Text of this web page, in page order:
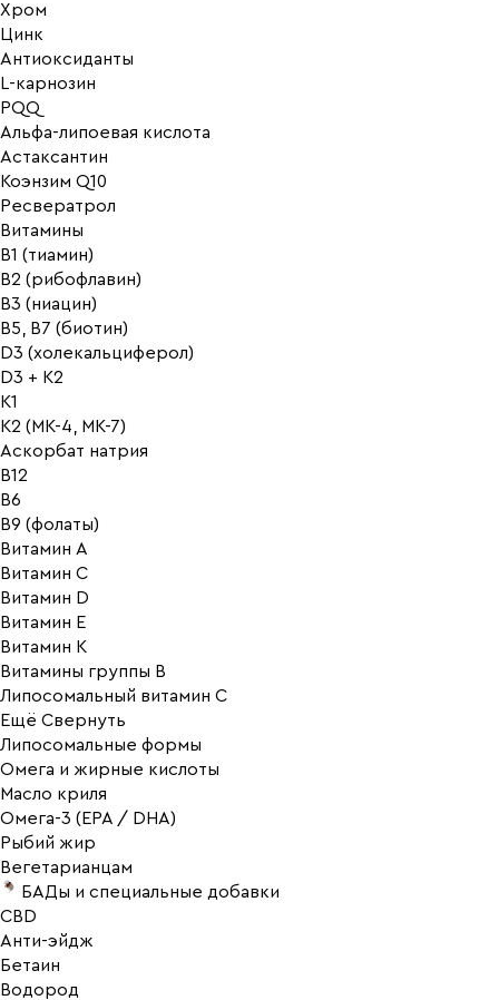
Хром
Цинк
Антиоксиданты
L-карнозин
PQQ
Альфа-липоевая кислота
Астаксантин
Коэнзим Q10
Ресвератрол
Витамины
B1 (тиамин)
B2 (рибофлавин)
B3 (ниацин)
B5, B7 (биотин)
D3 (холекальциферол)
D3 + K2
K1
K2 (MK-4, MK-7)
Аскорбат натрия
В12
В6
В9 (фолаты)
Витамин A
Витамин C
Витамин D
Витамин E
Витамин K
Витамины группы B
Липосомальный витамин C
Ещё Свернуть
Липосомальные формы
Омега и жирные кислоты
Масло криля
Омега-3 (EPA / DHA)
Рыбий жир
Вегетарианцам
БАДы и специальные добавки
CBD
Анти-эйдж
Бетаин
Водород